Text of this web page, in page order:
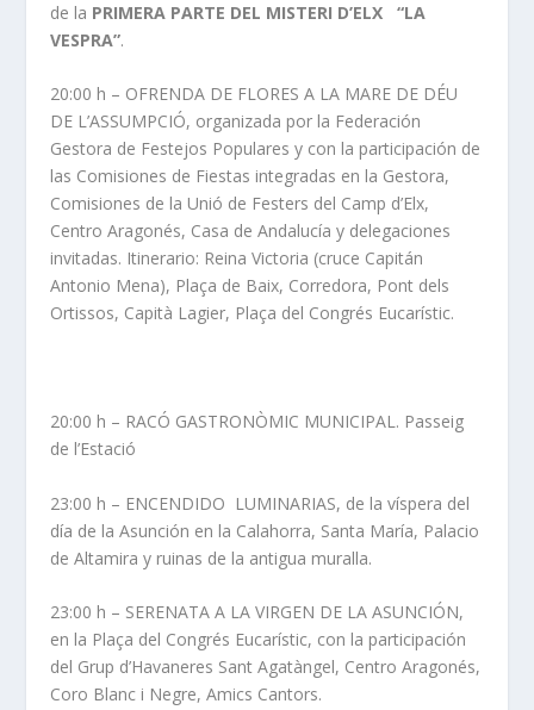
de la PRIMERA PARTE DEL MISTERI D’ELX “LA
VESPRA”.
20:00 h – OFRENDA DE FLORES A LA MARE DE DÉU
DE L’ASSUMPCIÓ, organizada por la Federación
Gestora de Festejos Populares y con la participación de
las Comisiones de Fiestas integradas en la Gestora,
Comisiones de la Unió de Festers del Camp d’Elx,
Centro Aragonés, Casa de Andalucía y delegaciones
invitadas. Itinerario: Reina Victoria (cruce Capitán
Antonio Mena), Plaça de Baix, Corredora, Pont dels
Ortissos, Capità Lagier, Plaça del Congrés Eucarístic.
20:00 h – RACÓ GASTRONÒMIC MUNICIPAL. Passeig
de l’Estació
23:00 h – ENCENDIDO LUMINARIAS, de la víspera del
día de la Asunción en la Calahorra, Santa María, Palacio
de Altamira y ruinas de la antigua muralla.
23:00 h – SERENATA A LA VIRGEN DE LA ASUNCIÓN,
en la Plaça del Congrés Eucarístic, con la participación
del Grup d’Havaneres Sant Agatàngel, Centro Aragonés,
Coro Blanc i Negre, Amics Cantors.